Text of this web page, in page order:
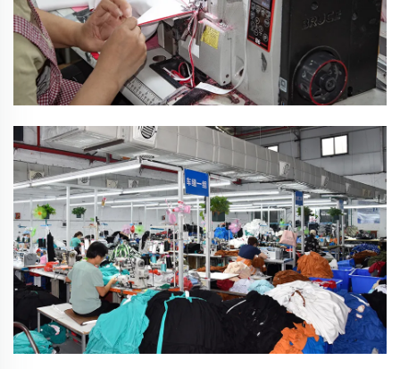
Tøjfabrik
Erfarne medarbejdere og pålidelig kvalitet
Trykkeriworkshop
Forskellige avancerede trykmaskiner, der yder silketryk,
DTG, DTF